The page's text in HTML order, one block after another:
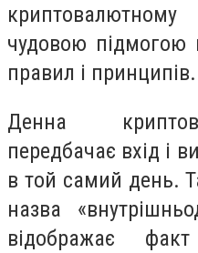
чудовою підмогою
правил і принципів.
Денна
передбачає вхід і
в той самий день.
назва
відображає факт